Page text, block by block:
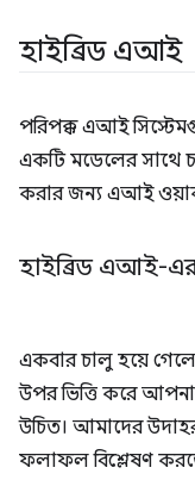
হাইব্রিড এআই
পরিপক্ক এআই
একটি মডেলের সাথে
করার জন্য এআই
হাইব্রিড এআই-
একবার চালু হয়ে গেলে,
উপর ভিত্তি করে
উচিত। আমাদের
ফলাফল বিশ্লেষণ